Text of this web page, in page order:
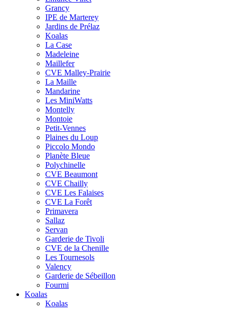
Grancy
IPE de Marterey
Jardins de Prélaz
Koalas
La Case
Madeleine
Maillefer
CVE Malley-Prairie
La Maille
Mandarine
Les MiniWatts
Montelly
Montoie
Petit-Vennes
Plaines du Loup
Piccolo Mondo
Planète Bleue
Polychinelle
CVE Beaumont
CVE Chailly
CVE Les Falaises
CVE La Forêt
Primavera
Sallaz
Servan
Garderie de Tivoli
CVE de la Chenille
Les Tournesols
Valency
Garderie de Sébeillon
Fourmi
Koalas
Koalas